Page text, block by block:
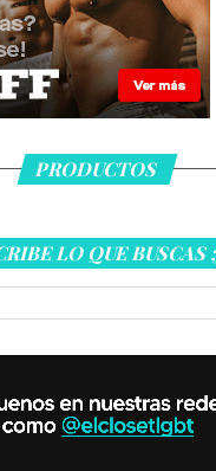
PRODUCTOS
LO QUE BUSCAS